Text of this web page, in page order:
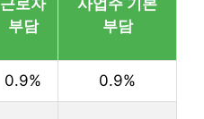
근로자
부담
사업주 기본
부담
0.9% 0.9%